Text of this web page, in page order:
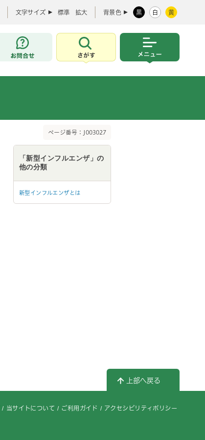
文字サイズ 標準 拡大 背景色 黒 白 黄
お問合せ
さがす
ページ番号：J003027
「新型インフルエンザ」の
他の分類
新型インフルエンザとは
上部へ戻る
当サイトについて ご利用ガイド アクセシビリティポリシー